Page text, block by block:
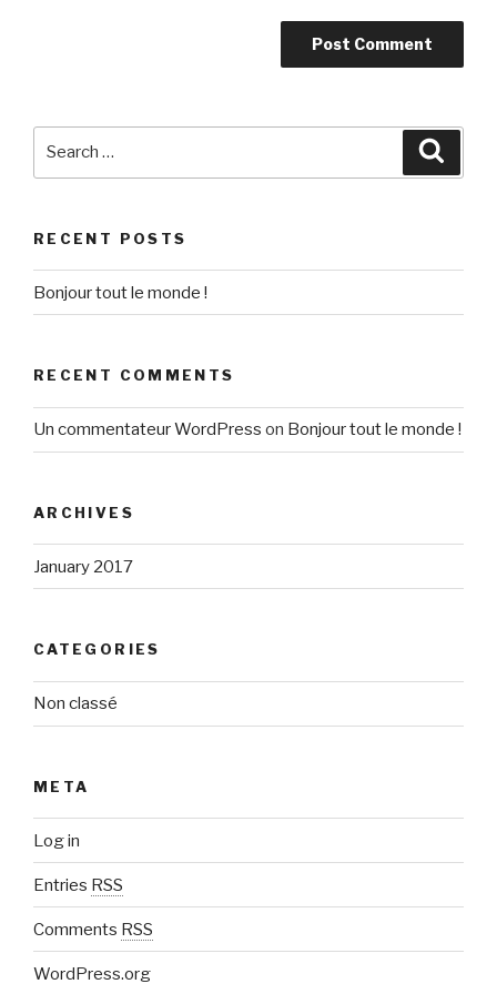
RECENT POSTS
Bonjour tout le monde !
RECENT COMMENTS
Un commentateur WordPress on Bonjour tout le monde !
ARCHIVES
January 2017
CATEGORIES
Non classé
META
Log in
Entries RSS
Comments RSS
WordPress.org